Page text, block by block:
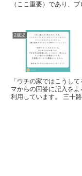
（ここ重要）であり、
2歳児
「ウチの家ではこうし
マからの回答に記入を
利用しています。 三十